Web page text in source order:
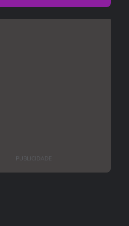
PUBLICIDADE